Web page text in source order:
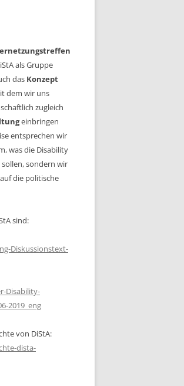
BEHINDERTENVERTRAUENSPERSONEN
ZU INKLUSION IM KONTEXT VON
WISSENSCHAFT & UNIVERSITÄT
KOPP-SIXT, SILVIA MARIA:
AKTEURSNETZWERKE ALS
REFLEXIONSINSTRUMENT
LIST, VALERIE SOPHIE: ABLEISM
SENSIBLE LEHRE AN
REPRODUKTIVE
GENETISCHE BERATUNG IN DER
TAUTTER, VANESSA: DISABILITY
GESCHICHTE ÖSTERREICH
als Gruppe
das Konzept
dem wir uns
zugleich
einbringen
entsprechen wir
was die Disability
sondern wir
die politische
sind:
Diskussionstext-
Disability-
2019_eng
von DiStA:
dista-